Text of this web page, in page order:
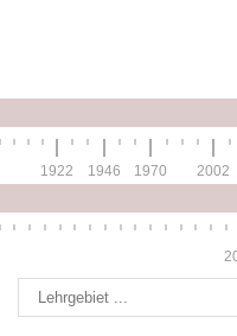
1922 1946 1970 2002